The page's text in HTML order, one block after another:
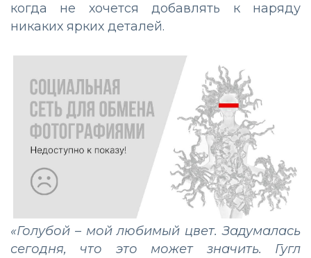
когда не хочется добавлять к наряду
никаких ярких деталей.
«Голубой – мой любимый цвет. Задумалась
сегодня, что это может значить. Гугл